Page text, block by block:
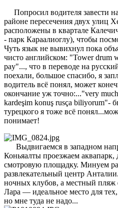
Попросил водителя завести
районе пересечения двух улиц
расположены в квартале
- парк Караалиоглу), чтобы
Чуть язык не вывихнул пока
чисто английском: "Tower drum
pay"..., что в переводе на
поехали, большое спасибо, я
водитель всё понял, может
окончание уж точно:..."very
kardeşim konuş rusça biliyorum"-
турецкого я тоже всё
понимает!
Выдвигаемся в западном
Коньяалты проезжаем
смотровую площадку. Минуем
развлекательный центр
ночных клубов, а местный
Лара — идеальное место для тех,
но мне туда не надо...